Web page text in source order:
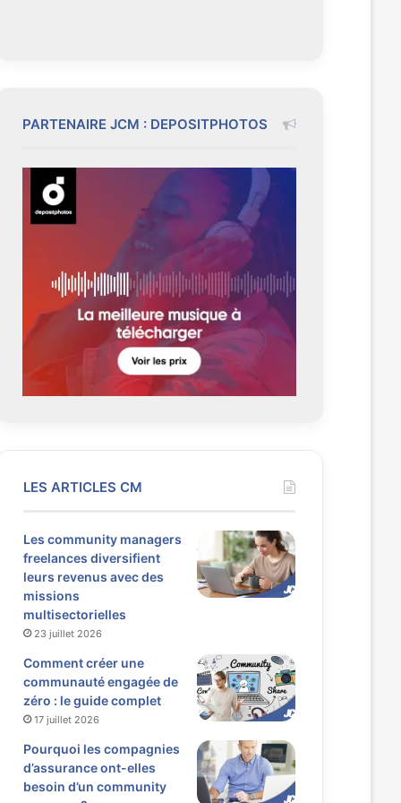
PARTENAIRE JCM : DEPOSITPHOTOS
LES ARTICLES CM
Les community managers
freelances diversifient
leurs revenus avec des
missions
multisectorielles
23 juillet 2026
Comment créer une
communauté engagée de
zéro : le guide complet
17 juillet 2026
Pourquoi les compagnies
d’assurance ont-elles
besoin d’un community